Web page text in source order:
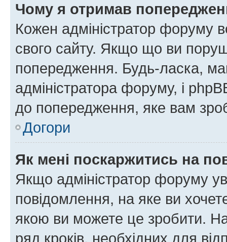
Чому я отримав
Кожен адміністратор форуму
свого сайту. Якщо що ви
попередження. Будь-ласка,
адміністратора форуму, і
до попередження, яке вам
Догори
Як мені поскаржитись на
Якщо адміністратор форуму
повідомлення, на яке ви
якою ви можете це зробити.
ряд кроків, необхідних для